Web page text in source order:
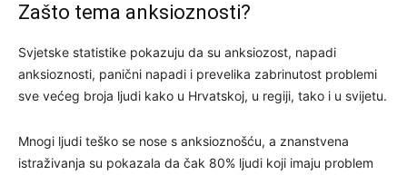
Zašto tema anksioznosti?
Svjetske statistike pokazuju da su anksiozost, napadi
anksioznosti, panični napadi i prevelika zabrinutost problemi
sve većeg broja ljudi kako u Hrvatskoj, u regiji, tako i u svijetu.
Mnogi ljudi teško se nose s anksioznošću, a znanstvena
istraživanja su pokazala da čak 80% ljudi koji imaju problem